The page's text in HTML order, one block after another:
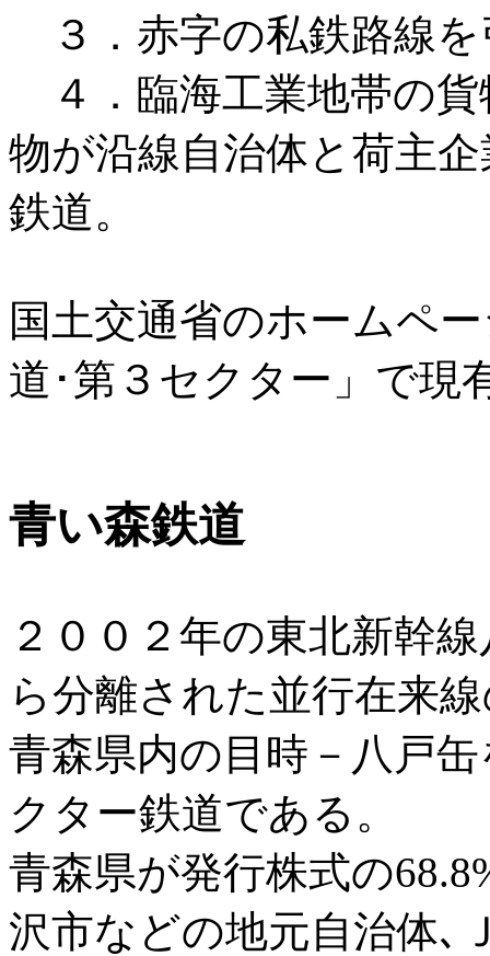
３．赤字の私鉄路線
４．臨海工業地帯の貨
物が沿線自治体と荷主
鉄道。
国土交通省のホームペ
道･第３セクター」で現
青い森鉄道
２００２年の東北新幹
ら分離された並行在来
青森県内の目時－八戸
クター鉄道である。
青森県が発行株式の
沢市などの地元自治体､